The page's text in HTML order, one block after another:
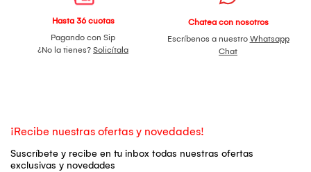
Hasta 36 cuotas
Pagando con Sip
¿No la tienes? Solicítala
Chatea con nosotros
Escríbenos a nuestro Whatsapp
Chat
¡Recibe nuestras ofertas y novedades!
Suscríbete y recibe en tu inbox todas nuestras ofertas
exclusivas y novedades